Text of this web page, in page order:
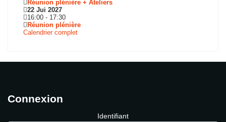
Réunion plénière + Ateliers
22 Jui 2027
16:00 - 17:30
Réunion plénière
Calendrier complet
Connexion
Identifiant